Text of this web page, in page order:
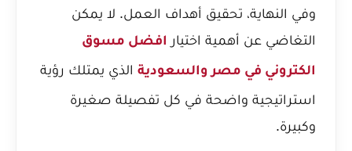
وفي النهاية، تحقيق أهداف العمل. لا يمكن
التغاضي عن أهمية اختيار افضل مسوق
الكتروني في مصر والسعودية الذي يمتلك رؤية
استراتيجية واضحة في كل تفصيلة صغيرة
وكبيرة.